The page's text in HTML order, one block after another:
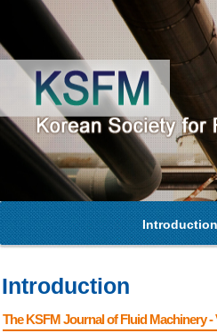
Introduction
The KSFM Journal of Fluid Machinery -